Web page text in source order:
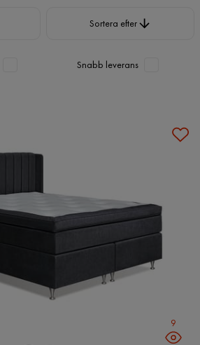
Sortera efter
Snabb leverans
9